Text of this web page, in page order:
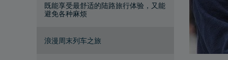
既能享受最舒适的陆路旅行体验，又能
避免各种麻烦
浪漫周末列车之旅